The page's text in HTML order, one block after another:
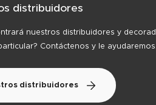
distribuidores
nuestros distribuidores y
Contáctenos y le ayudaremos.
distribuidores